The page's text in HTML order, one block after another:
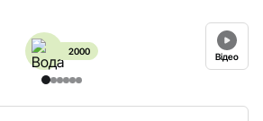
2000 Відео